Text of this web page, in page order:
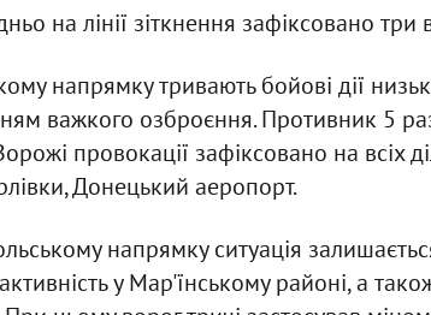
на лінії зіткнення зафіксовано три
напрямку тривають бойові дії
важкого озброєння. Противник 5
провокації зафіксовано на всіх
Донецький аеропорт.
напрямку ситуація
у Мар'їнському районі, а